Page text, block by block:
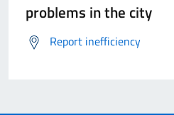
problems in the city
Report inefficiency